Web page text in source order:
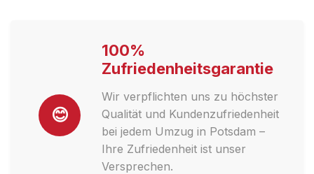
😊
100%
Zufriedenheitsgarantie
Wir verpflichten uns zu höchster
Qualität und Kundenzufriedenheit
bei jedem Umzug in Potsdam –
Ihre Zufriedenheit ist unser
Versprechen.